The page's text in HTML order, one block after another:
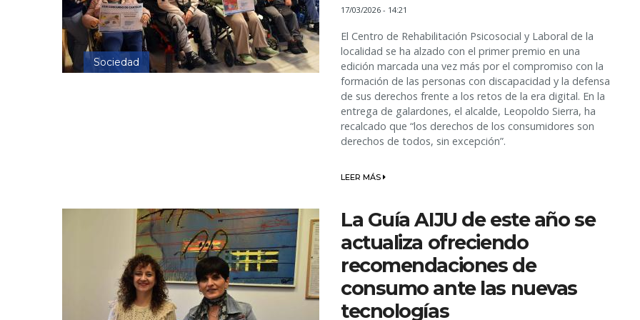
Sociedad
17/03/2026 - 14:21
El Centro de Rehabilitación Psicosocial y Laboral de la
localidad se ha alzado con el primer premio en una
edición marcada una vez más por el compromiso con la
formación de las personas con discapacidad y la defensa
de sus derechos frente a los retos de la era digital. En la
entrega de galardones, el alcalde, Leopoldo Sierra, ha
recalcado que “los derechos de los consumidores son
derechos de todos, sin excepción”.
LEER MÁS
La Guía AIJU de este año se
actualiza ofreciendo
recomendaciones de
consumo ante las nuevas
tecnologías